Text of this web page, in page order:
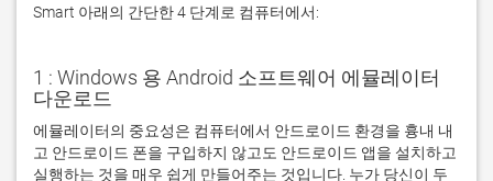
Smart 아래의 간단한 4 단계로 컴퓨터에서:
1 : Windows 용 Android 소프트웨어 에뮬레이터
다운로드
에뮬레이터의 중요성은 컴퓨터에서 안드로이드 환경을 흉내 내
고 안드로이드 폰을 구입하지 않고도 안드로이드 앱을 설치하고
실행하는 것을 매우 쉽게 만들어주는 것입니다. 누가 당신이 두